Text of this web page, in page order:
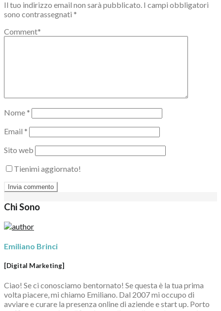
Il tuo indirizzo email non sarà pubblicato. I campi obbligatori
sono contrassegnati *
Comment*
Nome *
Email *
Sito web
Tienimi aggiornato!
Chi Sono
Emiliano Brinci
[Digital Marketing]
Ciao! Se ci conosciamo bentornato! Se questa è la tua prima
volta piacere, mi chiamo Emiliano. Dal 2007 mi occupo di
avviare e curare la presenza online di aziende e start up. Porto